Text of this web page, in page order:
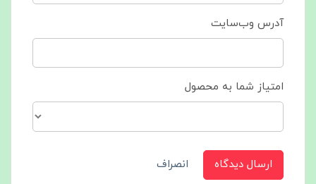
آدرس وب‌سایت
امتیاز شما به محصول
ارسال دیدگاه انصراف